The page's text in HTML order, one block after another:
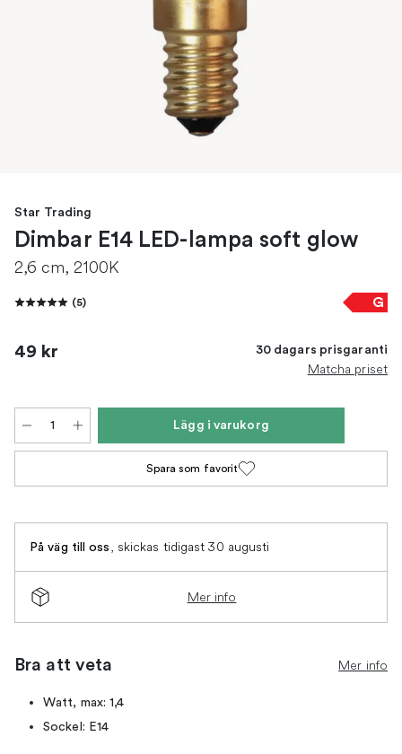
Star Trading
Dimbar E14 LED-lampa soft glow
2,6 cm, 2100K
(5) G
49 kr 30 dagars prisgaranti
Matcha priset
Lägg i varukorg
Spara som favorit
På väg till oss , skickas tidigast 30 augusti
Mer info
Bra att veta Mer info
Watt, max: 1,4
Sockel: E14